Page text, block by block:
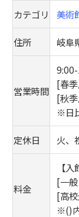
カテゴリ 美術
住所 岐阜
営業時間
[春
[秋
※日
定休日 火、
料金
【入
[一
[高
※()